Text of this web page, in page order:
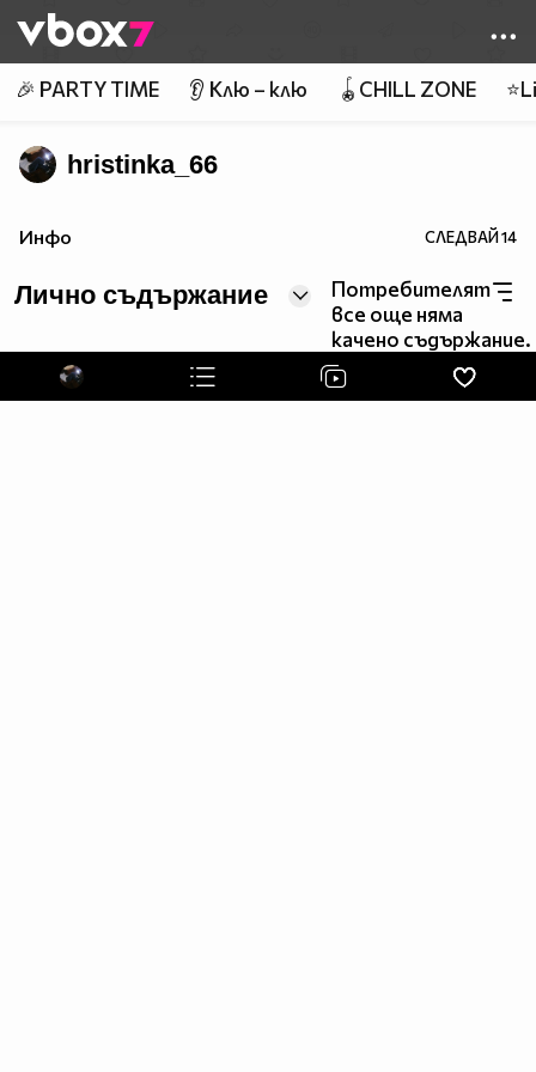
👾
🎉 PARTY TIME 👂 Клю – клю 🪀CHILL ZONE
hristinka_66
Инфо СЛЕДВАЙ14
Лично съдържание
Потребителят
все още няма
качено съдържание.